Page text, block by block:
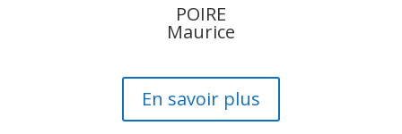
POIRE
Maurice
En savoir plus